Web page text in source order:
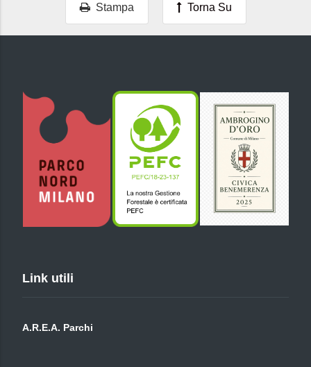
Stampa Torna Su
Link utili
A.R.E.A. Parchi